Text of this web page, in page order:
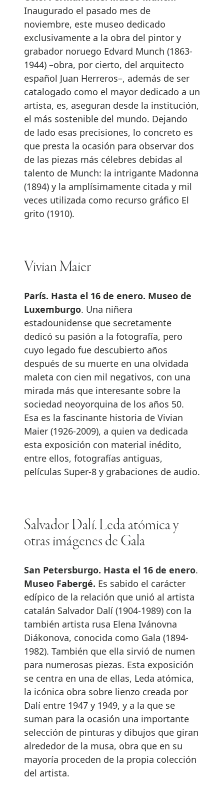
Inaugurado el pasado mes de
noviembre, este museo dedicado
exclusivamente a la obra del pintor y
grabador noruego Edvard Munch (1863-
1944) –obra, por cierto, del arquitecto
español Juan Herreros–, además de ser
catalogado como el mayor dedicado a un
artista, es, aseguran desde la institución,
el más sostenible del mundo. Dejando
de lado esas precisiones, lo concreto es
que presta la ocasión para observar dos
de las piezas más célebres debidas al
talento de Munch: la intrigante Madonna
(1894) y la amplísimamente citada y mil
veces utilizada como recurso gráfico El
grito (1910).
Vivian Maier
París. Hasta el 16 de enero. Museo de
Luxemburgo. Una niñera
estadounidense que secretamente
dedicó su pasión a la fotografía, pero
cuyo legado fue descubierto años
después de su muerte en una olvidada
maleta con cien mil negativos, con una
mirada más que interesante sobre la
sociedad neoyorquina de los años 50.
Esa es la fascinante historia de Vivian
Maier (1926-2009), a quien va dedicada
esta exposición con material inédito,
entre ellos, fotografías antiguas,
películas Super-8 y grabaciones de audio.
Salvador Dalí. Leda atómica y
otras imágenes de Gala
San Petersburgo. Hasta el 16 de enero.
Museo Fabergé. Es sabido el carácter
edípico de la relación que unió al artista
catalán Salvador Dalí (1904-1989) con la
también artista rusa Elena Ivánovna
Diákonova, conocida como Gala (1894-
1982). También que ella sirvió de numen
para numerosas piezas. Esta exposición
se centra en una de ellas, Leda atómica,
la icónica obra sobre lienzo creada por
Dalí entre 1947 y 1949, y a la que se
suman para la ocasión una importante
selección de pinturas y dibujos que giran
alrededor de la musa, obra que en su
mayoría proceden de la propia colección
del artista.